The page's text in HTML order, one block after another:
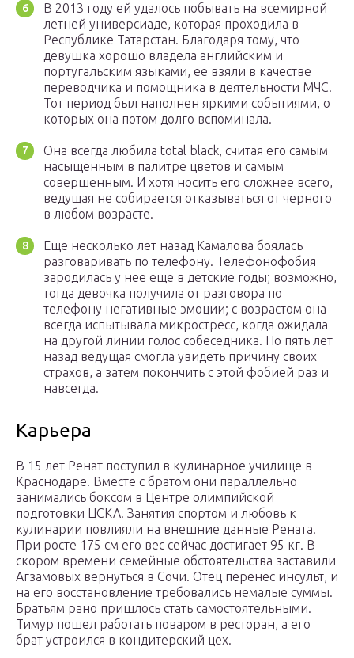
В 2013 году ей удалось побывать на всемирной
летней универсиаде, которая проходила в
Республике Татарстан. Благодаря тому, что
девушка хорошо владела английским и
португальским языками, ее взяли в качестве
переводчика и помощника в деятельности МЧС.
Тот период был наполнен яркими событиями, о
которых она потом долго вспоминала.
Она всегда любила total black, считая его самым
насыщенным в палитре цветов и самым
совершенным. И хотя носить его сложнее всего,
ведущая не собирается отказываться от черного
в любом возрасте.
Еще несколько лет назад Камалова боялась
разговаривать по телефону. Телефонофобия
зародилась у нее еще в детские годы; возможно,
тогда девочка получила от разговора по
телефону негативные эмоции; с возрастом она
всегда испытывала микростресс, когда ожидала
на другой линии голос собеседника. Но пять лет
назад ведущая смогла увидеть причину своих
страхов, а затем покончить с этой фобией раз и
навсегда.
Карьера
В 15 лет Ренат поступил в кулинарное училище в
Краснодаре. Вместе с братом они параллельно
занимались боксом в Центре олимпийской
подготовки ЦСКА. Занятия спортом и любовь к
кулинарии повлияли на внешние данные Рената.
При росте 175 см его вес сейчас достигает 95 кг. В
скором времени семейные обстоятельства заставили
Агзамовых вернуться в Сочи. Отец перенес инсульт, и
на его восстановление требовались немалые суммы.
Братьям рано пришлось стать самостоятельными.
Тимур пошел работать поваром в ресторан, а его
брат устроился в кондитерский цех.